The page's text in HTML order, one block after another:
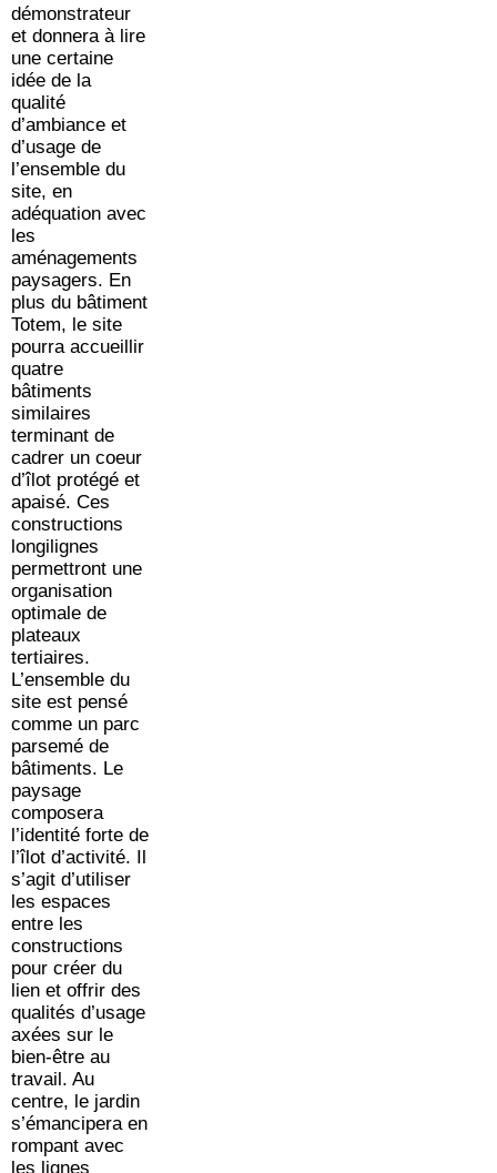
démonstrateur
et donnera à lire
une certaine
idée de la
qualité
d’ambiance et
d’usage de
l’ensemble du
site, en
adéquation avec
les
aménagements
paysagers. En
plus du bâtiment
Totem, le site
pourra accueillir
quatre
bâtiments
similaires
terminant de
cadrer un coeur
d’îlot protégé et
apaisé. Ces
constructions
longilignes
permettront une
organisation
optimale de
plateaux
tertiaires.
L’ensemble du
site est pensé
comme un parc
parsemé de
bâtiments. Le
paysage
composera
l’identité forte de
l’îlot d’activité. Il
s’agit d’utiliser
les espaces
entre les
constructions
pour créer du
lien et offrir des
qualités d’usage
axées sur le
bien-être au
travail. Au
centre, le jardin
s’émancipera en
rompant avec
les lignes